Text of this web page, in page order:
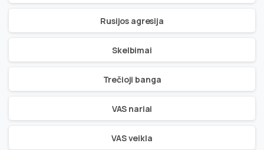
Rusijos agresija
Skelbimai
Trečioji banga
VAS nariai
VAS veikla